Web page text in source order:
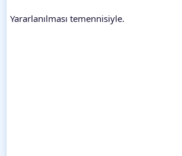
Yararlanılması temennisiyle.